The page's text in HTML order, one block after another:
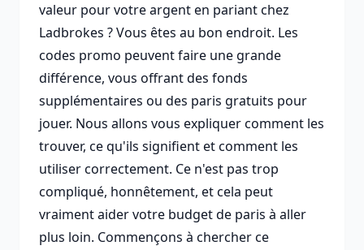
valeur pour votre argent en pariant chez
Ladbrokes ? Vous êtes au bon endroit. Les
codes promo peuvent faire une grande
différence, vous offrant des fonds
supplémentaires ou des paris gratuits pour
jouer. Nous allons vous expliquer comment les
trouver, ce qu'ils signifient et comment les
utiliser correctement. Ce n'est pas trop
compliqué, honnêtement, et cela peut
vraiment aider votre budget de paris à aller
plus loin. Commençons à chercher ce